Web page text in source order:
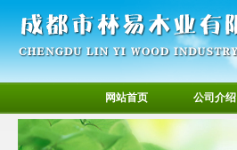
网站首页 公司介绍